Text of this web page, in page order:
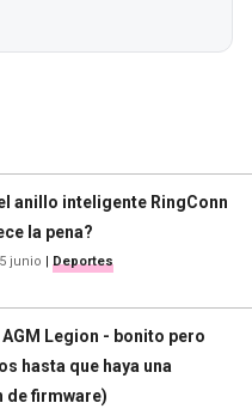
anillo inteligente RingConn
la pena?
junio | Deportes
Legion - bonito pero
hasta que haya una
de firmware)